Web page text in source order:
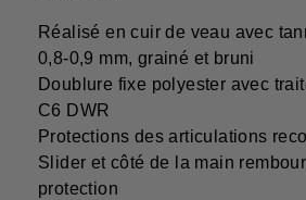
Réalisé en cuir de veau avec
0,8-0,9 mm, grainé et bruni
Doublure fixe polyester avec
C6 DWR
Protections des articulations
Slider et côté de la main
protection